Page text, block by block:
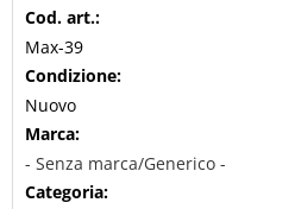
Cod. art.:
Max-39
Condizione:
Nuovo
Marca:
- Senza marca/Generico -
Categoria: